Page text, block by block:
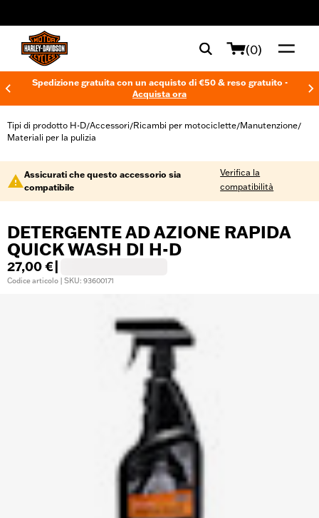
(0)
Spedizione gratuita con un acquisto di €50 & reso gratuito -
Acquista ora
Tipi di prodotto H-D/Accessori/Ricambi per motociclette/Manutenzione/
Materiali per la pulizia
Assicurati che questo accessorio sia
compatibile
Verifica la
compatibilità
DETERGENTE AD AZIONE RAPIDA
QUICK WASH DI H-D
27,00 €
Codice articolo | SKU: 93600171